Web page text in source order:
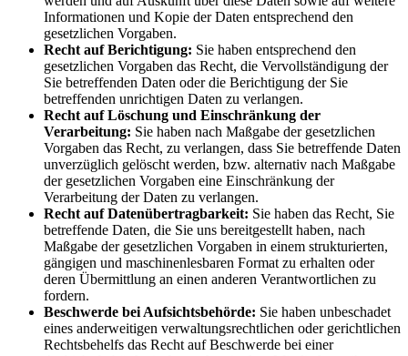
Informationen und Kopie der Daten entsprechend den
gesetzlichen Vorgaben.
Recht auf Berichtigung: Sie haben entsprechend den
gesetzlichen Vorgaben das Recht, die Vervollständigung der
Sie betreffenden Daten oder die Berichtigung der Sie
betreffenden unrichtigen Daten zu verlangen.
Recht auf Löschung und Einschränkung der
Verarbeitung: Sie haben nach Maßgabe der gesetzlichen
Vorgaben das Recht, zu verlangen, dass Sie betreffende Daten
unverzüglich gelöscht werden, bzw. alternativ nach Maßgabe
der gesetzlichen Vorgaben eine Einschränkung der
Verarbeitung der Daten zu verlangen.
Recht auf Datenübertragbarkeit: Sie haben das Recht, Sie
betreffende Daten, die Sie uns bereitgestellt haben, nach
Maßgabe der gesetzlichen Vorgaben in einem strukturierten,
gängigen und maschinenlesbaren Format zu erhalten oder
deren Übermittlung an einen anderen Verantwortlichen zu
fordern.
Beschwerde bei Aufsichtsbehörde: Sie haben unbeschadet
eines anderweitigen verwaltungsrechtlichen oder gerichtlichen
Rechtsbehelfs das Recht auf Beschwerde bei einer